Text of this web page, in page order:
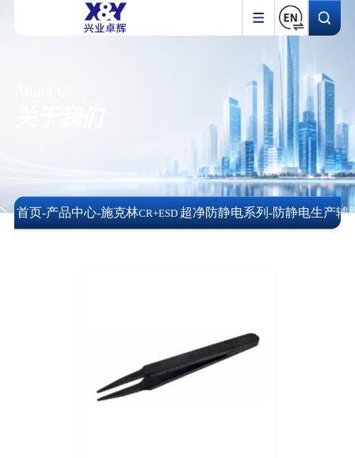
首页-产品中心-施克林CR+ESD超净防静电系列-防静电生产辅